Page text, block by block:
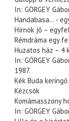
In: GÖRGEY
Handabasa… -
Hírnök jő –
Rémdráma egy
Huzatos ház – 4
In: GÖRGEY
1987.
Kék Buda
Kézcsók
Komámasszony
In: GÖRGEY